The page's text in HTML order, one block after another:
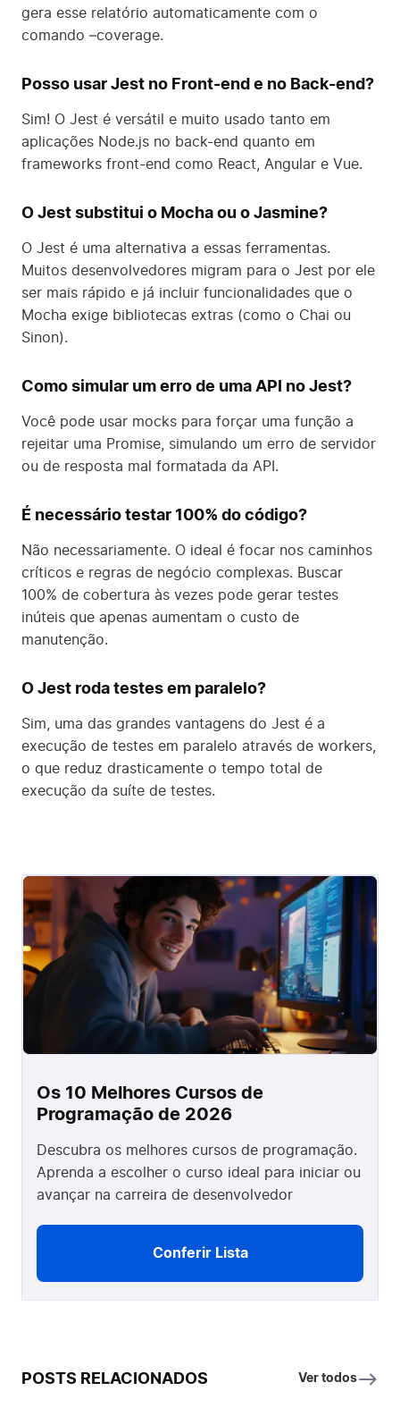
gera esse relatório automaticamente com o
comando –coverage.
Posso usar Jest no Front-end e no Back-end?
Sim! O Jest é versátil e muito usado tanto em
aplicações Node.js no back-end quanto em
frameworks front-end como React, Angular e Vue.
O Jest substitui o Mocha ou o Jasmine?
O Jest é uma alternativa a essas ferramentas.
Muitos desenvolvedores migram para o Jest por ele
ser mais rápido e já incluir funcionalidades que o
Mocha exige bibliotecas extras (como o Chai ou
Sinon).
Como simular um erro de uma API no Jest?
Você pode usar mocks para forçar uma função a
rejeitar uma Promise, simulando um erro de servidor
ou de resposta mal formatada da API.
É necessário testar 100% do código?
Não necessariamente. O ideal é focar nos caminhos
críticos e regras de negócio complexas. Buscar
100% de cobertura às vezes pode gerar testes
inúteis que apenas aumentam o custo de
manutenção.
O Jest roda testes em paralelo?
Sim, uma das grandes vantagens do Jest é a
execução de testes em paralelo através de workers,
o que reduz drasticamente o tempo total de
execução da suíte de testes.
Os 10 Melhores Cursos de
Programação de 2026
Descubra os melhores cursos de programação.
Aprenda a escolher o curso ideal para iniciar ou
avançar na carreira de desenvolvedor
Conferir Lista
POSTS RELACIONADOS Ver todos